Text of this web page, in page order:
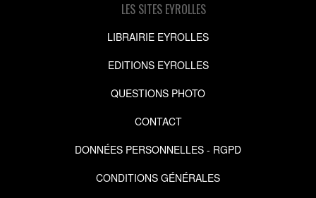
LES SITES EYROLLES
LIBRAIRIE EYROLLES
EDITIONS EYROLLES
QUESTIONS PHOTO
CONTACT
DONNÉES PERSONNELLES - RGPD
CONDITIONS GÉNÉRALES